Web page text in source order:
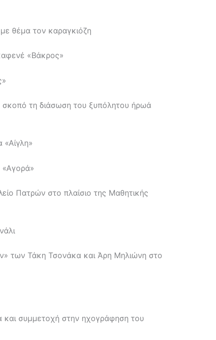
θέμα τον καραγκιόζη
«Βάκρος»
σκοπό τη διάσωση του ξυπόλητου ήρωά
«Αγορά»
Πατρών στο πλαίσιο της Μαθητικής
των Τάκη Τσονάκα και Άρη Μηλιώνη στο
συμμετοχή στην ηχογράφηση του